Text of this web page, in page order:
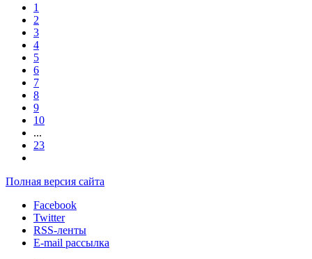
1
2
3
4
5
6
7
8
9
10
...
23
Полная версия сайта
Facebook
Twitter
RSS-ленты
E-mail рассылка